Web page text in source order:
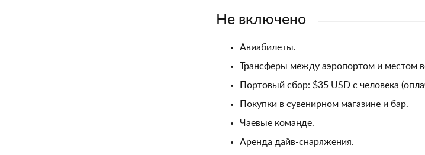
Не включено
Авиабилеты.
Трансферы между аэропортом и местом
Портовый сбор: $35 USD с человека
Покупки в сувенирном магазине и бар.
Чаевые команде.
Аренда дайв-снаряжения.